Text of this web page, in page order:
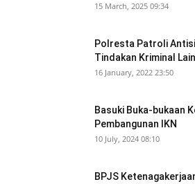
15 March, 2025 09:34
Polresta Patroli
Tindakan Kriminal
16 January, 2022 23:50
Basuki Buka-bukaan
Pembangunan IKN
10 July, 2024 08:10
BPJS